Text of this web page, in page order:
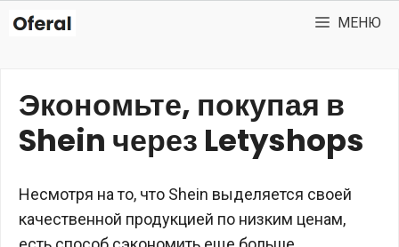
Перейти
МЕНЮ
Экономьте, покупая в
Shein через Letyshops
Несмотря на то, что Shein выделяется своей
качественной продукцией по низким ценам,